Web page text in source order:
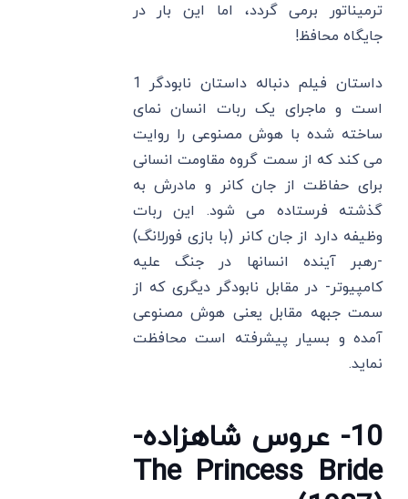
ترمیناتور برمی گردد، اما این بار در
جایگاه محافظ!
داستان فیلم دنباله داستان نابودگر 1
است و ماجرای یک ربات انسان نمای
ساخته شده با هوش مصنوعی را روایت
می کند که از سمت گروه مقاومت انسانی
برای حفاظت از جان کانر و مادرش به
گذشته فرستاده می شود. این ربات
وظیفه دارد از جان کانر (با بازی فورلانگ)
-رهبر آینده انسانها در جنگ علیه
کامپیوتر- در مقابل نابودگر دیگری که از
سمت جبهه مقابل یعنی هوش مصنوعی
آمده و بسیار پیشرفته است محافظت
نماید.
10- عروس شاهزاده-
The Princess Bride